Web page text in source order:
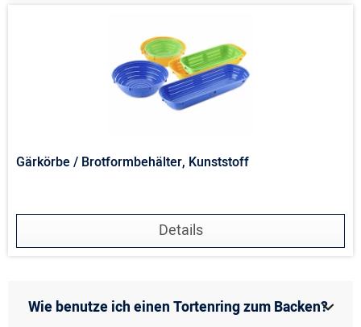
Gärkörbe / Brotformbehälter, Kunststoff
Details
Wie benutze ich einen Tortenring zum Backen?